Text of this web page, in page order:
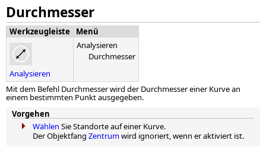
Durchmesser
Werkzeugleiste Menü
Analysieren
Analysieren
Durchmesser
Mit dem Befehl Durchmesser wird der Durchmesser einer Kurve an
einem bestimmten Punkt ausgegeben.
Vorgehen
Wählen Sie Standorte auf einer Kurve.
Der Objektfang Zentrumwird ignoriert, wenn er aktiviert ist.